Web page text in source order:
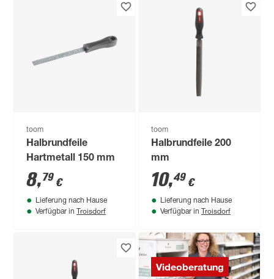
toom
Halbrundfeile
Hartmetall 150 mm
8,79 €
Lieferung nach Hause
Verfügbar in Troisdorf
toom
Halbrundfeile 200
mm
10,49 €
Lieferung nach Hause
Verfügbar in Troisdorf
Videoberatung